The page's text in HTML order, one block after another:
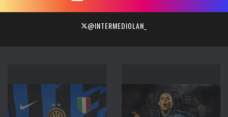
@INTERMEDIOLAN_